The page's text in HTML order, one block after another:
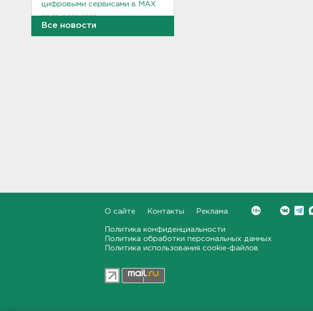
цифровыми сервисами в МАХ
20:35, 07.08.2026
тигра» в Ленобласти
Все новости
О сайте Контакты Реклама
Политика конфиденциальности
Политика обработки персональных данных
Политика использования cookie-файлов